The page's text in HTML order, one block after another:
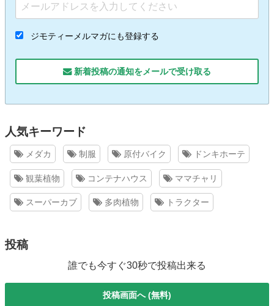
ジモティーメルマガにも登録する
新着投稿の通知をメールで受け取る
人気キーワード
メダカ 制服 原付バイク ドンキホーテ
観葉植物 コンテナハウス ママチャリ
スーパーカブ 多肉植物 トラクター
投稿
誰でも今すぐ30秒で投稿出来る
投稿画面へ (無料)